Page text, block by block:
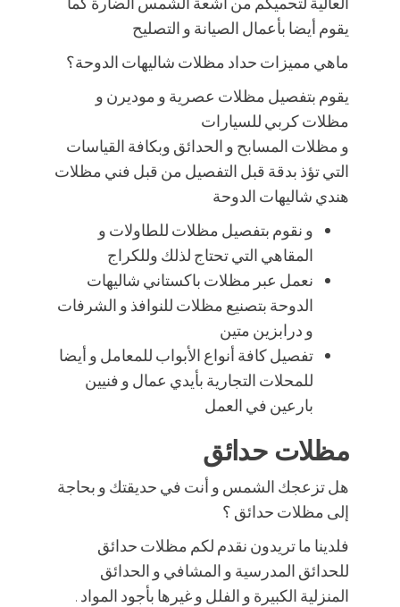
يقوم أيضا بأعمال الصيانة و التصليح
ماهي مميزات حداد مظلات شاليهات الدوحة؟
يقوم بتفصيل مظلات عصرية و موديرن و
مظلات كربي للسيارات
و مظلات المسابح و الحدائق وبكافة القياسات
التي تؤذ بدقة قبل التفصيل من قبل فني مظلات
هندي شاليهات الدوحة
و نقوم بتفصيل مظلات للطاولات و
المقاهي التي تحتاج لذلك وللكراج
نعمل عبر مظلات باكستاني شاليهات
الدوحة بتصنيع مظلات للنوافذ و الشرفات
و درابزين متين
تفصيل كافة أنواع الأبواب للمعامل و أيضا
للمحلات التجارية بأيدي عمال و فنيين
بارعين في العمل
مظلات حدائق
هل تزعجك الشمس و أنت في حديقتك و بحاجة
إلى مظلات حدائق ؟
فلدينا ما تريدون نقدم لكم مظلات حدائق
للحدائق المدرسية و المشافي و الحدائق
المنزلية الكبيرة و الفلل و غيرها بأجود المواد .